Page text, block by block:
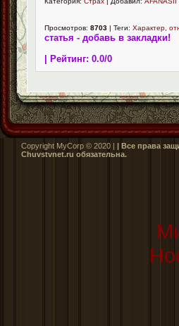
Просмотров: 8703 | Теги: Характер
статья - добавь в закладки!
| Рейтинг: 0.0/0
Copyright MyCorp © 2020 | | Все права
Сhuvstvnet.ru обязательна.